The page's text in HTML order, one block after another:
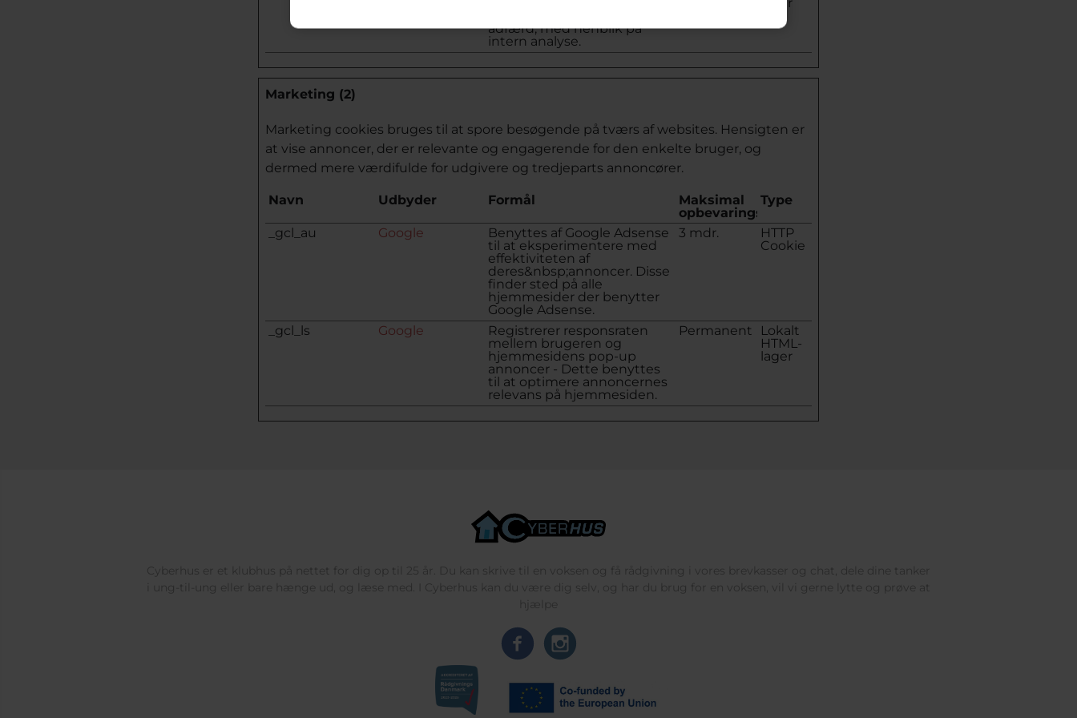
adfærd, med henblik på
intern analyse.
Marketing (2)
Marketing cookies bruges til at spore besøgende på tværs af websites. Hensigten er
at vise annoncer, der er relevante og engagerende for den enkelte bruger, og
dermed mere værdifulde for udgivere og tredjeparts annoncører.
Navn Udbyder Formål
Maksimal
opbevaringstid
Type
_gcl_au Google
Benyttes af Google Adsense
til at eksperimentere med
effektiviteten af
deres&nbsp;annoncer. Disse
finder sted på alle
hjemmesider der benytter
Google Adsense.
3 mdr.
HTTP
Cookie
_gcl_ls Google
Registrerer responsraten
mellem brugeren og
hjemmesidens pop-up
annoncer - Dette benyttes
til at optimere annoncernes
relevans på hjemmesiden.
Permanent
Lokalt
HTML-
lager
Cyberhus er et klubhus på nettet for dig op til 25 år. Du kan skrive til en voksen og få rådgivning i vores brevkasser og chat, dele dine tanker
i ung-til-ung eller bare hænge ud, og læse med. I Cyberhus kan du være dig selv, og har du brug for en voksen, vil vi gerne lytte og prøve at
hjælpe